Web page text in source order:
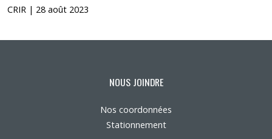
CRIR | 28 août 2023
NOUS JOINDRE
Nos coordonnées
Stationnement